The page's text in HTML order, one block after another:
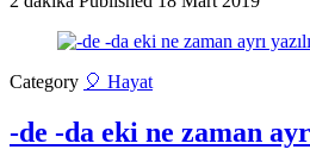
Category 🎈 Hayat
-de -da eki ne zaman